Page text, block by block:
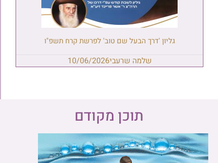
גליון 'דרך הבעל שם טוב' לפרשת קרח תשפ"ו
שלמה שרעבי10/06/2026
תוכן מקודם